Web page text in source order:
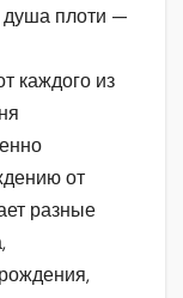
душа плоти —
каждого из
от
разные